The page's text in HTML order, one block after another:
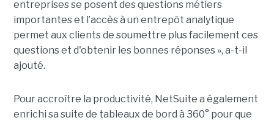
entreprises se posent des questions métiers
importantes et l’accès à un entrepôt analytique
permet aux clients de soumettre plus facilement ces
questions et d'obtenir les bonnes réponses », a-t-il
ajouté.
Pour accroître la productivité, NetSuite a également
enrichi sa suite de tableaux de bord à 360° pour que